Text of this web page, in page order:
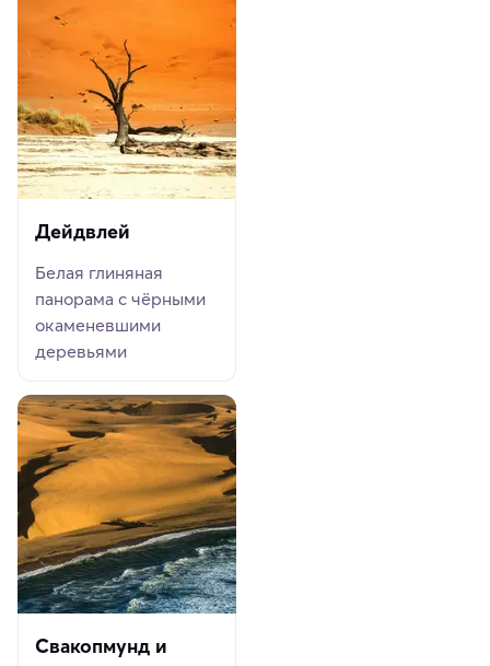
Дейдвлей
Белая глиняная
панорама с чёрными
окаменевшими
деревьями
Свакопмунд и